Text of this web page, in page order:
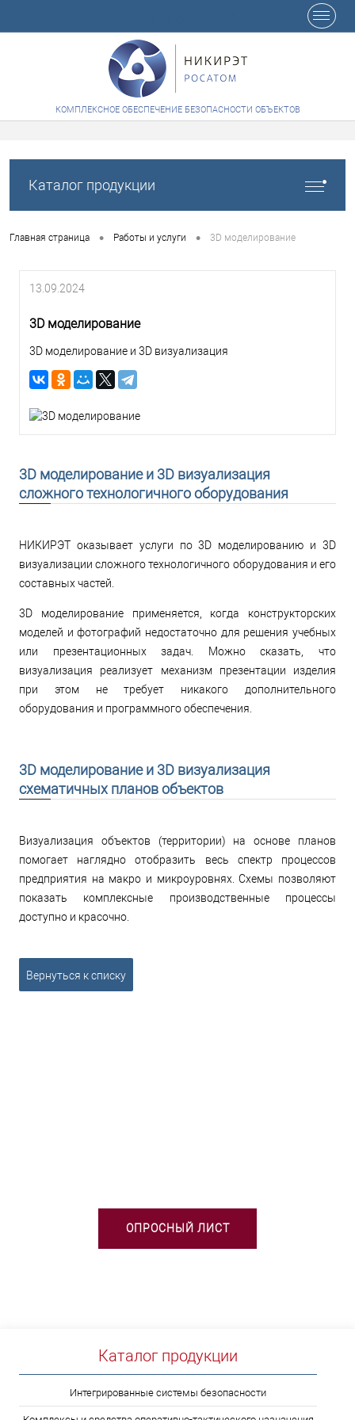
КОМПЛЕКСНОЕ ОБЕСПЕЧЕНИЕ БЕЗОПАСНОСТИ ОБЪЕКТОВ
Каталог продукции
Главная страница • Работы и услуги • 3D моделирование
13.09.2024
3D моделирование
3D моделирование и 3D визуализация
3D моделирование и 3D визуализация
сложного технологичного оборудования
НИКИРЭТ оказывает услуги по 3D моделированию и 3D
визуализации сложного технологичного оборудования и его
составных частей.
3D моделирование применяется, когда конструкторских
моделей и фотографий недостаточно для решения учебных
или презентационных задач. Можно сказать, что
визуализация реализует механизм презентации изделия
при этом не требует никакого дополнительного
оборудования и программного обеспечения.
3D моделирование и 3D визуализация
схематичных планов объектов
Визуализация объектов (территории) на основе планов
помогает наглядно отобразить весь спектр процессов
предприятия на макро и микроуровнях. Схемы позволяют
показать комплексные производственные процессы
доступно и красочно.
Вернуться к списку
ОПРОСНЫЙ ЛИСТ
Каталог продукции
Интегрированные системы безопасности